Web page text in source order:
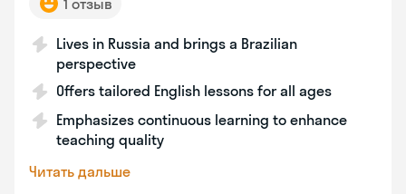
1 отзыв
Lives in Russia and brings a Brazilian
perspective
Offers tailored English lessons for all ages
Emphasizes continuous learning to enhance
teaching quality
Читать дальше